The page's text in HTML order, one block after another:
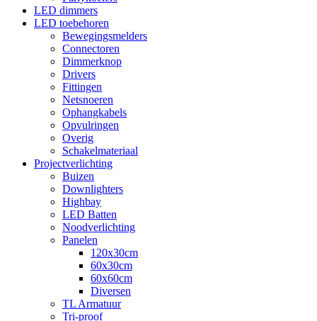
LED dimmers
LED toebehoren
Bewegingsmelders
Connectoren
Dimmerknop
Drivers
Fittingen
Netsnoeren
Ophangkabels
Opvulringen
Overig
Schakelmateriaal
Projectverlichting
Buizen
Downlighters
Highbay
LED Batten
Noodverlichting
Panelen
120x30cm
60x30cm
60x60cm
Diversen
TL Armatuur
Tri-proof